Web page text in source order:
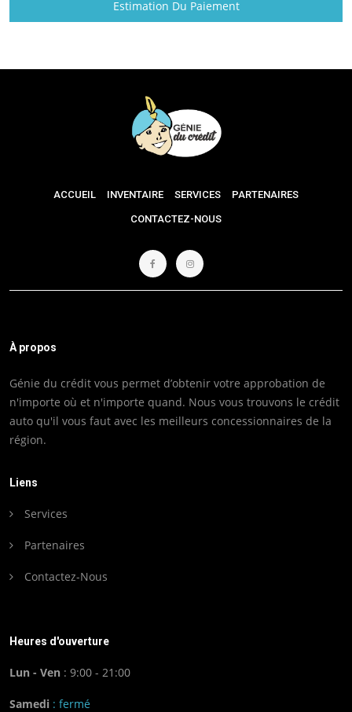
Estimation Du Paiement
ACCUEIL INVENTAIRE SERVICES PARTENAIRES
CONTACTEZ-NOUS
À propos
Génie du crédit vous permet d’obtenir votre approbation de
n'importe où et n'importe quand. Nous vous trouvons le crédit
auto qu'il vous faut avec les meilleurs concessionnaires de la
région.
Liens
Services
Partenaires
Contactez-Nous
Heures d'ouverture
Lun - Ven : 9:00 - 21:00
Samedi : fermé